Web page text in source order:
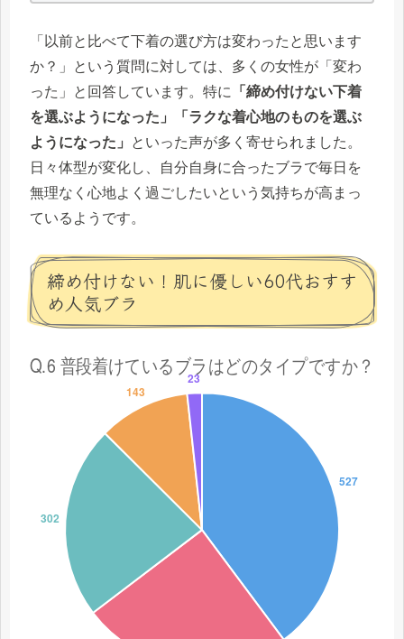
「以前と比べて下着の選び方は変わったと思います
か？」という質問に対しては、多くの女性が「変わ
った」と回答しています。特に 「締め付けない下着
を選ぶようになった」「ラクな着心地のものを選ぶ
ようになった」
といった声が多く寄せられました。
日々体型が変化し、自分自身に合ったブラで毎日を
無理なく心地よく過ごしたいという気持ちが高まっ
ているようです。
締め付けない！肌に優しい60代おすす
め人気ブラ